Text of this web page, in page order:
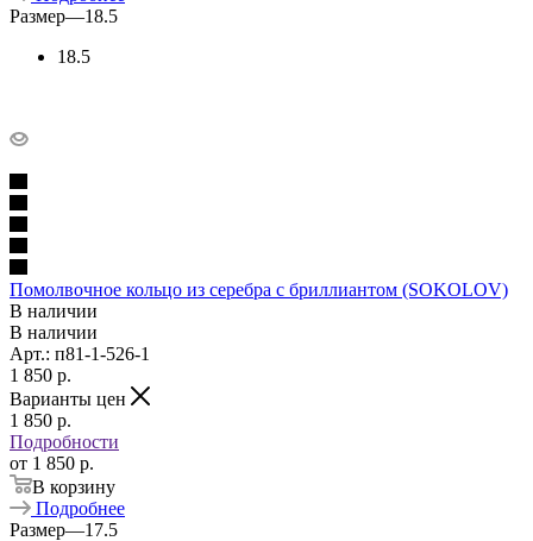
Размер—18.5
18.5
Помолвочное кольцо из серебра с бриллиантом (SOKOLOV)
В наличии
В наличии
Арт.: п81-1-526-1
1 850 p.
Варианты цен
1 850 p.
Подробности
от 1 850 p.
В корзину
Подробнее
Размер—17.5